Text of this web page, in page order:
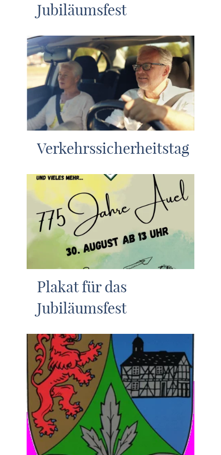
Jubiläumsfest
Verkehrssicherheitstag
Plakat für das
Jubiläumsfest